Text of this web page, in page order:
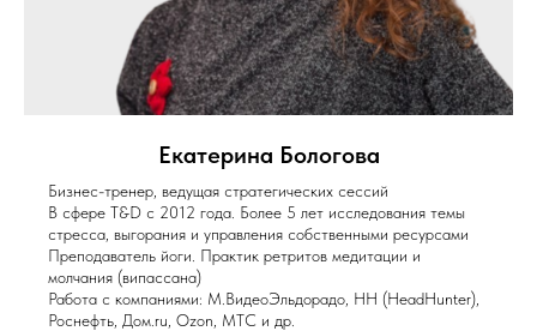
Екатерина Бологова
Бизнес-тренер, ведущая стратегических сессий
В сфере T&D с 2012 года. Более 5 лет исследования темы
стресса, выгорания и управления собственными ресурсами
Преподаватель йоги. Практик ретритов медитации и
молчания (випассана)
Работа с компаниями: М.ВидеоЭльдорадо, HH (HeadHunter),
Роснефть, Дом.ru, Ozon, МТС и др.